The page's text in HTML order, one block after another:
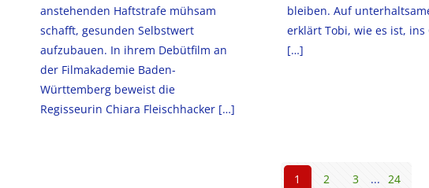
anstehenden Haftstrafe mühsam
schafft, gesunden Selbstwert
aufzubauen. In ihrem Debütfilm an
der Filmakademie Baden-
Württemberg beweist die
Regisseurin Chiara Fleischhacker […]
bleiben. Auf
erklärt Tobi, wie es ist, ins
[…]
1 2 3 ... 24